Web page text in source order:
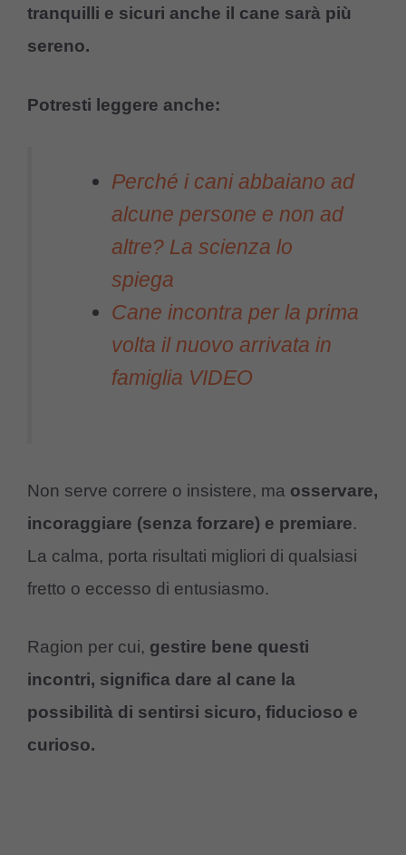
tranquilli e sicuri anche il cane sarà più
sereno.
Potresti leggere anche:
Perché i cani abbaiano ad
alcune persone e non ad
altre? La scienza lo
spiega
Cane incontra per la prima
volta il nuovo arrivata in
famiglia VIDEO
Non serve correre o insistere, ma osservare,
incoraggiare (senza forzare) e premiare.
La calma, porta risultati migliori di qualsiasi
fretto o eccesso di entusiasmo.
Ragion per cui, gestire bene questi
incontri, significa dare al cane la
possibilità di sentirsi sicuro, fiducioso e
curioso.